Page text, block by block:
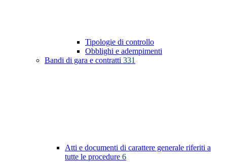
Tipologie di controllo
Obblighi e adempimenti
Bandi di gara e contratti 331
Atti e documenti di carattere generale riferiti a
tutte le procedure 6